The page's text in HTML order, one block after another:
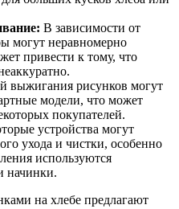
В зависимости от
могут неравномерно
привести к тому, что
выжигания рисунков могут
модели, что может
покупателей.
устройства могут
ухода и чистки, особенно
используются
начинки.
на хлебе предлагают